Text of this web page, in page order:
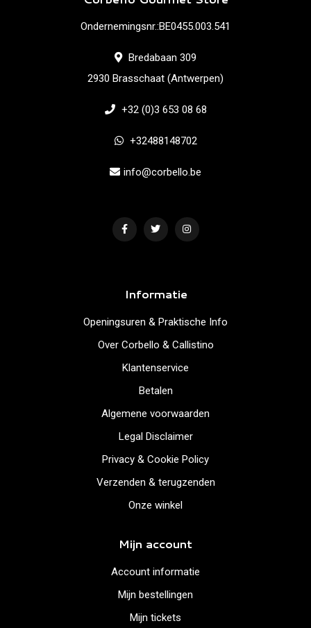
Ondernemingsnr.:BE0455.003.541
Bredabaan 309
2930 Brasschaat (Antwerpen)
+32 (0)3 653 08 68
+32488148702
info@corbello.be
Informatie
Openingsuren & Praktische Info
Over Corbello & Callistino
Klantenservice
Betalen
Algemene voorwaarden
Legal Disclaimer
Privacy & Cookie Policy
Verzenden & terugzenden
Onze winkel
Mijn account
Account informatie
Mijn bestellingen
Mijn tickets